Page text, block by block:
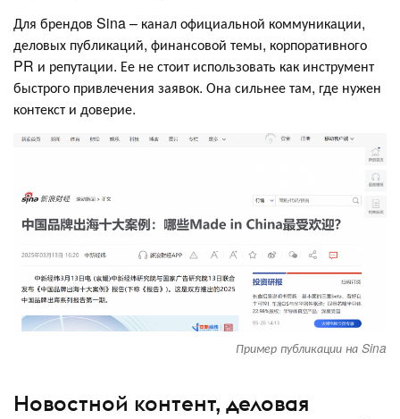
Для брендов Sina – канал официальной коммуникации,
деловых публикаций, финансовой темы, корпоративного
PR и репутации. Ее не стоит использовать как инструмент
быстрого привлечения заявок. Она сильнее там, где нужен
контекст и доверие.
Пример публикации на Sina
Новостной контент, деловая